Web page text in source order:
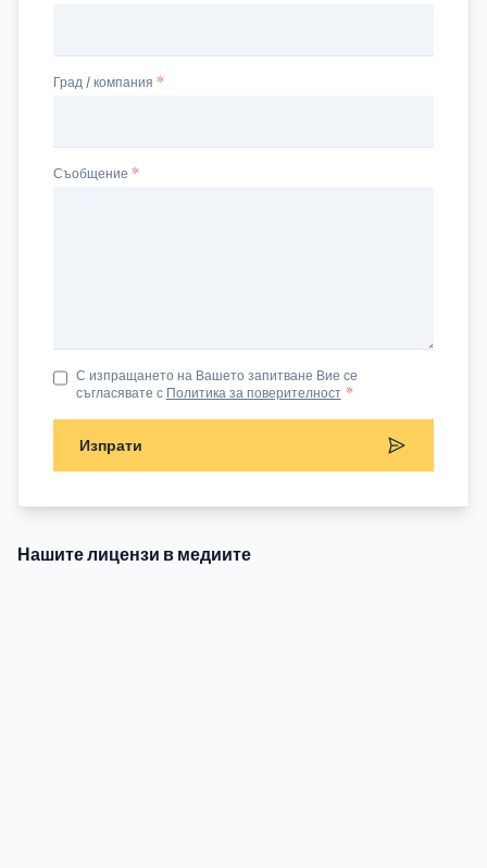
Съобщение
Град / компания
С изпращането на Вашето запитване Вие се
съгласявате с Политика за поверителност *
Изпрати
Нашите лицензи в медиите